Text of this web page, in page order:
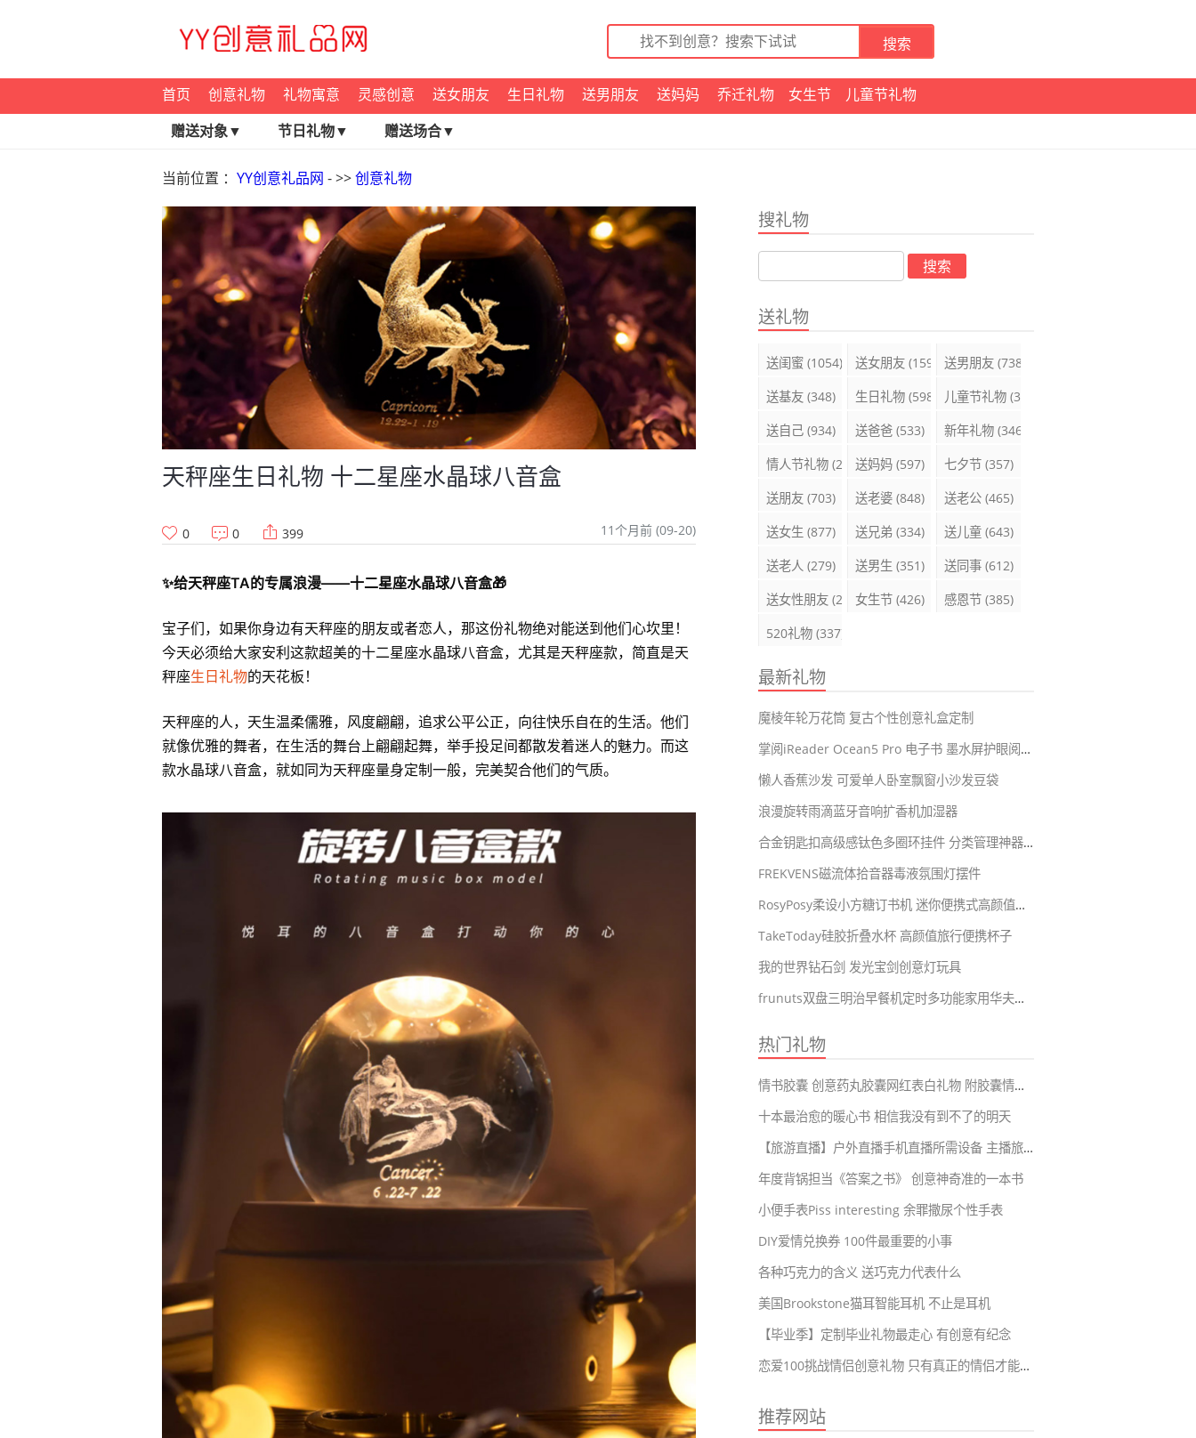
首页 创意礼物 礼物寓意 灵感创意 送女朋友 生日礼物 送男朋友 送妈妈 乔迁礼物 女生节
儿童节礼物
赠送对象▼
节日礼物▼ 赠送场合▼
当前位置 ： YY创意礼品网 - >>创意礼物
天秤座生日礼物 十二星座水晶球八音盒
0 0 399 11个月前 (09-20)
✨给天秤座TA的专属浪漫——十二星座水晶球八音盒🎁
宝子们，如果你身边有天秤座的朋友或者恋人，那这份礼物绝对能送到他们心坎里！
今天必须给大家安利这款超美的十二星座水晶球八音盒，尤其是天秤座款，简直是天
秤座生日礼物的天花板！
天秤座的人，天生温柔儒雅，风度翩翩，追求公平公正，向往快乐自在的生活。他们
就像优雅的舞者，在生活的舞台上翩翩起舞，举手投足间都散发着迷人的魅力。而这
款水晶球八音盒，就如同为天秤座量身定制一般，完美契合他们的气质。
搜礼物
送礼物
送闺蜜 (1054) 送女朋友 (1599)送男朋友 (738)
送基友 (348) 生日礼物 (598) 儿童节礼物 (395)
送自己 (934) 送爸爸 (533) 新年礼物 (346)
情人节礼物 (289)送妈妈 (597) 七夕节 (357)
送朋友 (703) 送老婆 (848) 送老公 (465)
送女生 (877) 送兄弟 (334) 送儿童 (643)
送老人 (279) 送男生 (351) 送同事 (612)
送女性朋友 (285)女生节 (426) 感恩节 (385)
520礼物 (337)
最新礼物
魔棱年轮万花筒 复古个性创意礼盒定制
掌阅iReader Ocean5 Pro 电子书 墨水屏护眼阅读器
懒人香蕉沙发 可爱单人卧室飘窗小沙发豆袋
浪漫旋转雨滴蓝牙音响扩香机加湿器
合金钥匙扣高级感钛色多圈环挂件 分类管理神器可拆卸串链
FREKVENS磁流体拾音器毒液氛围灯摆件
RosyPosy柔设小方糖订书机 迷你便携式高颜值可爱手握式订书器
TakeToday硅胶折叠水杯 高颜值旅行便携杯子
我的世界钻石剑 发光宝剑创意灯玩具
frunuts双盘三明治早餐机定时多功能家用华夫饼蛋卷面包机
热门礼物
情书胶囊 创意药丸胶囊网红表白礼物 附胶囊情话短句99大全
十本最治愈的暖心书 相信我没有到不了的明天
【旅游直播】户外直播手机直播所需设备 主播旅游再也不会耽误直播啦
年度背锅担当《答案之书》 创意神奇准的一本书
小便手表Piss interesting 余罪撒尿个性手表
DIY爱情兑换券 100件最重要的小事
各种巧克力的含义 送巧克力代表什么
美国Brookstone猫耳智能耳机 不止是耳机
【毕业季】定制毕业礼物最走心 有创意有纪念
恋爱100挑战情侣创意礼物 只有真正的情侣才能完成的挑战
推荐网站